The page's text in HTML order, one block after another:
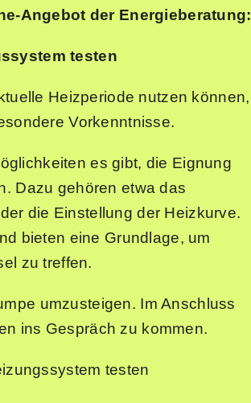
Angebot der Energieberatung:
testen
Heizperiode nutzen können,
Vorkenntnisse.
es gibt, die Eignung
Dazu gehören etwa das
die Einstellung der Heizkurve.
bieten eine Grundlage, um
zu treffen.
umzusteigen. Im Anschluss
ins Gespräch zu kommen.
testen